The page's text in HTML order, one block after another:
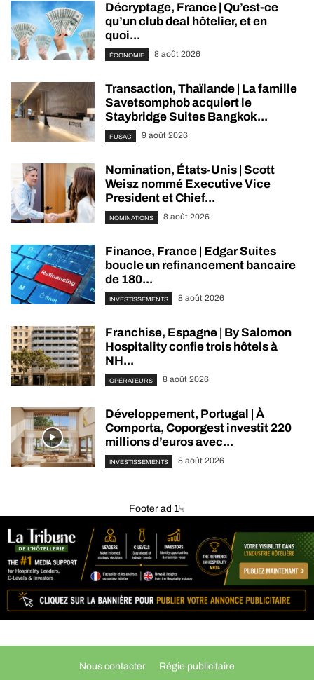
Décryptage, France | Qu’est-ce
qu’un club deal hôtelier, et en
quoi...
ÉCONOMIE 8 août 2026
Transaction, Thaïlande | La famille
Savetsomphob acquiert le
Staybridge Suites Bangkok...
FUSAC 9 août 2026
Nomination, États-Unis | Scott
Weisz nommé Executive Vice
President et Chief...
NOMINATIONS 8 août 2026
Finance, France | Edgar Suites
boucle un refinancement bancaire
de 180...
INVESTISSEMENTS 8 août 2026
Franchise, Espagne | By Salomon
Hospitality confie trois hôtels à
NH...
OPÉRATEURS 8 août 2026
Développement, Portugal | À
Comporta, Coporgest investit 220
millions d’euros avec...
INVESTISSEMENTS 8 août 2026
Footer ad 1☟
Nous contacter Régie publicitaire